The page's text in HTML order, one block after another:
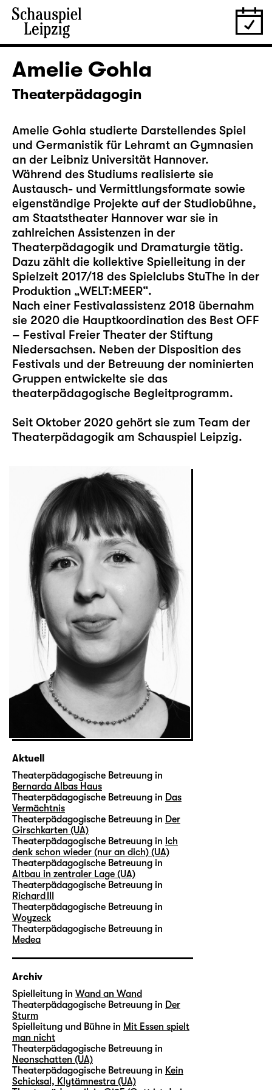
Amelie Gohla
Theaterpädagogin
Amelie Gohla studierte Darstellendes Spiel
und Germanistik für Lehramt an Gymnasien
an der Leibniz Universität Hannover.
Während des Studiums realisierte sie
Austausch- und Vermittlungsformate sowie
eigenständige Projekte auf der Studiobühne,
am Staatstheater Hannover war sie in
zahlreichen Assistenzen in der
Theaterpädagogik und Dramaturgie tätig.
Dazu zählt die kollektive Spielleitung in der
Spielzeit 2017/18 des Spielclubs StuThe in der
Produktion „WELT:MEER“.
Nach einer Festivalassistenz 2018 übernahm
sie 2020 die Hauptkoordination des Best OFF
– Festival Freier Theater der Stiftung
Niedersachsen. Neben der Disposition des
Festivals und der Betreuung der nominierten
Gruppen entwickelte sie das
theaterpädagogische Begleitprogramm.
Seit Oktober 2020 gehört sie zum Team der
Theaterpädagogik am Schauspiel Leipzig.
Aktuell
Theaterpädagogische Betreuung in
Bernarda Albas Haus
Theaterpädagogische Betreuung in Das
Vermächtnis
Theaterpädagogische Betreuung in Der
Girschkarten (UA)
Theaterpädagogische Betreuung in Ich
denk schon wieder (nur an dich) (UA)
Theaterpädagogische Betreuung in
Altbau in zentraler Lage (UA)
Theaterpädagogische Betreuung in
Richard III
Theaterpädagogische Betreuung in
Woyzeck
Theaterpädagogische Betreuung in
Medea
Archiv
Spielleitung in Wand an Wand
Theaterpädagogische Betreuung in Der
Sturm
Spielleitung und Bühne in Mit Essen spielt
man nicht
Theaterpädagogische Betreuung in
Neonschatten (UA)
Theaterpädagogische Betreuung in Kein
Schicksal, Klytämnestra (UA)